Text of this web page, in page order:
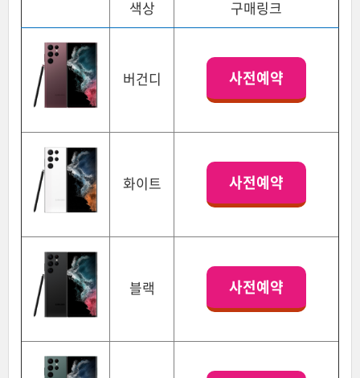
색상 구매링크
버건디 사전예약
화이트 사전예약
블랙 사전예약